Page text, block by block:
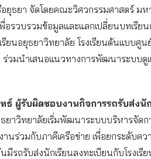
ยุธยา จัดโดยคณะวิศวกรรมศาสตร์ ม
อรวบรวมข้อมูลและแลกเปลี่ยนบทเรีย
รียนอยุธยาวิทยาลัย โรงเรียนต้นแบบศูน
วมนำเสนอแนวทางการพัฒนาระบบดู
ผู้รับผิดชอบงานกิจการรถรับส่งนัก
ธยาวิทยาลัยเริ่มพัฒนาระบบบริหารจัด
นร่วมกับภาคีเครือข่าย เพื่อยกระดับค
มีรถรับส่งนักเรียนลงทะเบียนกับโรงเรี